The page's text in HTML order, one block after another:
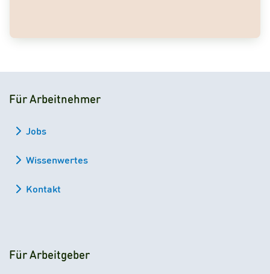
Für Arbeitnehmer
Jobs
Wissenwertes
Kontakt
Für Arbeitgeber